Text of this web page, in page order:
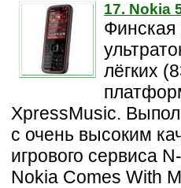
17. Nokia
Финская
лёгких
XpressMusic.
с очень высоким
игрового сервиса
Nokia Comes With